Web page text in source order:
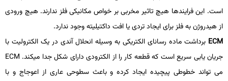
است. این فرایندها هیچ تاثیر مخربی بر خواص مکانیکی فلز ندارند. هیچ ورودی
از هیدروژن به فلز برای ایجاد تردی یا افت داکتیلیته وجود ندارد.
ECM برداشت ماده رسانای الکتریکی به وسیله انحلال آندی در یک الکترولیت با
جریان­ یابی سریع است که قطعه­ کار را از الکترودی دارای شکل جدا می­کند. ECM
می ­تواند خطوطی پیچیده ایجاد کرده و باعث سطوحی عاری از اعوجاج و با